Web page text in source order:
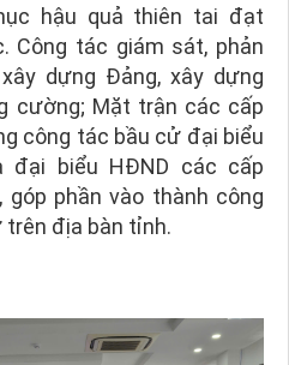
hậu quả thiên tai đạt
Công tác giám sát, phản
dựng Đảng, xây dựng
cường; Mặt trận các cấp
công tác bầu cử đại biểu
đại biểu HĐND các cấp
góp phần vào thành công
trên địa bàn tỉnh.